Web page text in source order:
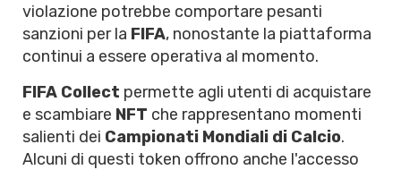
violazione potrebbe comportare pesanti
sanzioni per la FIFA, nonostante la piattaforma
continui a essere operativa al momento.
FIFA Collect permette agli utenti di acquistare
e scambiare NFT che rappresentano momenti
salienti dei Campionati Mondiali di Calcio.
Alcuni di questi token offrono anche l'accesso